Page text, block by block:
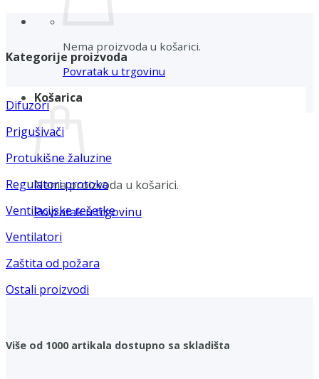
Nema proizvoda u košarici.
Povratak u trgovinu
Košarica
Nema proizvoda u košarici.
Povratak u trgovinu
Kategorije proizvoda
Difuzori
Prigušivači
Protukišne žaluzine
Regulatori protoka
Ventilacijske rešetke
Ventilatori
Zaštita od požara
Ostali proizvodi
Više od 1000 artikala dostupno sa skladišta